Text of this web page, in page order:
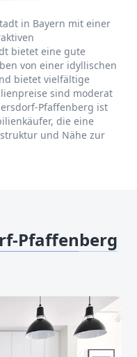
in Bayern mit einer
bietet eine gute
von einer idyllischen
bietet vielfältige
sind moderat
Pfaffenberg ist
die eine
und Nähe zur
Pfaffenberg